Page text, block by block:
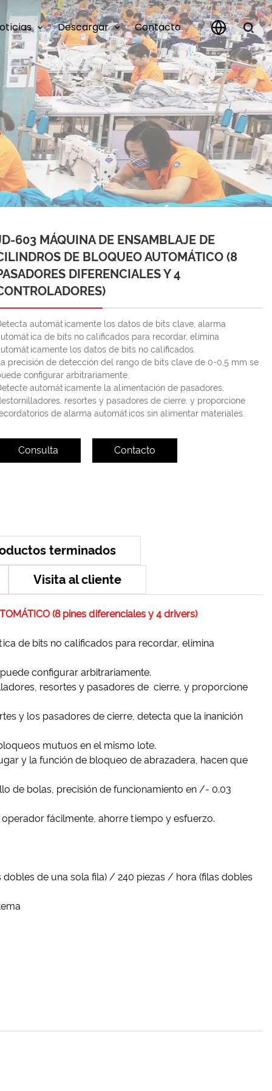
Descargar Contacto  
603 MÁQUINA DE ENSAMBLAJE DE
DE BLOQUEO AUTOMÁTICO (8
DIFERENCIALES Y 4
automáticamente los datos de bits clave, alarma
de bits no calificados para recordar, elimina
los datos de bits no calificados.
precisión de detección del rango de bits clave de 0-0,5 mm se
configurar arbitrariamente.
automáticamente la alimentación de pasadores,
resortes y pasadores de cierre, y proporcione
de alarma automáticos sin alimentar materiales.
Consulta Contacto
terminados
Visita al cliente
(8 pines diferenciales y 4 drivers)
de bits no calificados para recordar, elimina
configurar arbitrariamente.
resortes y pasadores de cierre, y proporcione
y los pasadores de cierre, detecta que la inanición
mutuos en el mismo lote.
y la función de bloqueo de abrazadera, hacen que
de bolas, precisión de funcionamiento en /- 0.03
fácilmente, ahorre tiempo y esfuerzo.
de una sola fila) / 240 piezas / hora (filas dobles